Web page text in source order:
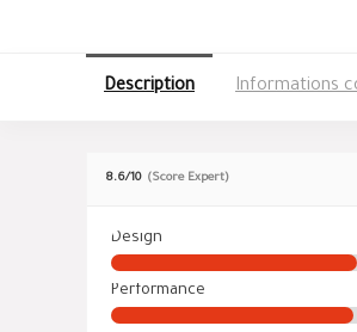
Description Informations
8.6/10 (Score Expert)
Design
Performance